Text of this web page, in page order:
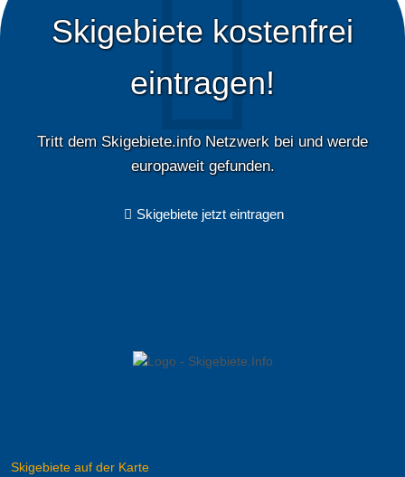
Skigebiete kostenfrei
eintragen!
Tritt dem Skigebiete.info Netzwerk bei und werde
europaweit gefunden.
Skigebiete jetzt eintragen
Skigebiete auf der Karte